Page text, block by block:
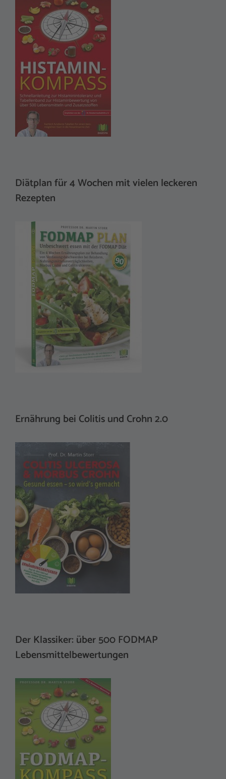
Diätplan für 4 Wochen mit vielen leckeren
Rezepten
Ernährung bei Colitis und Crohn 2.0
Der Klassiker: über 500 FODMAP
Lebensmittelbewertungen